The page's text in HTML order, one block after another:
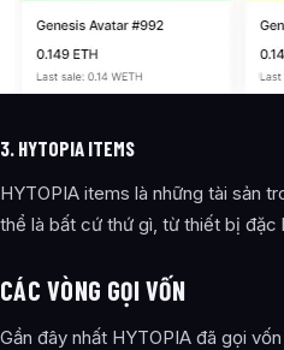
3. HYTOPIA ITEMS
HYTOPIA items là những tài sản
thể là bất cứ thứ gì, từ thiết bị đặc
CÁC VÒNG GỌI VỐN
Gần đây nhất HYTOPIA đã gọi